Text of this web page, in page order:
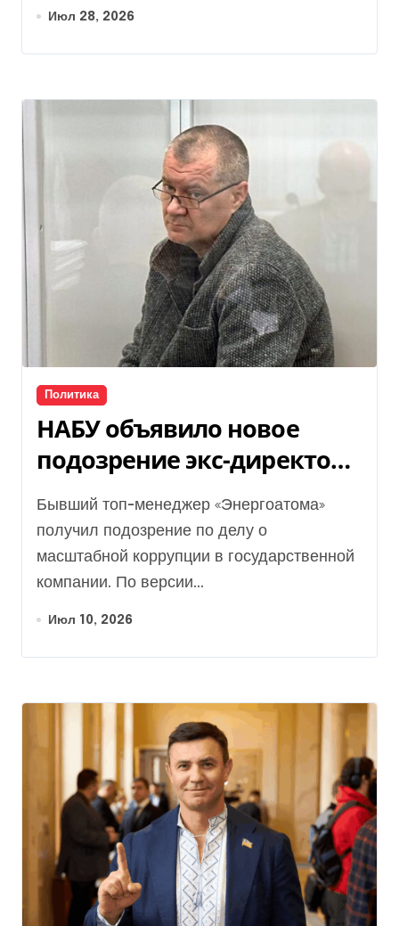
Июл 28, 2026
Политика
НАБУ объявило новое
подозрение экс-директору
«Энергоатома»
Бывший топ-менеджер «Энергоатома»
получил подозрение по делу о
масштабной коррупции в государственной
компании. По версии...
Июл 10, 2026